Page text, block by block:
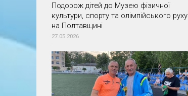
Подорож дітей до Музею фізичної
культури, спорту та олімпійського руху
на Полтавщині
27.05.2026